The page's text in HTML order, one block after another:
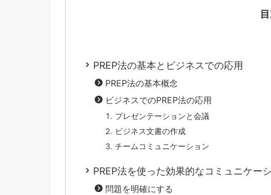
PREP法の基本とビジネスでの応用
PREP法の基本概念
ビジネスでのPREP法の応用
プレゼンテーションと会議
ビジネス文書の作成
チームコミュニケーション
PREP法を使った効果的なコミュニケー
問題を明確にする